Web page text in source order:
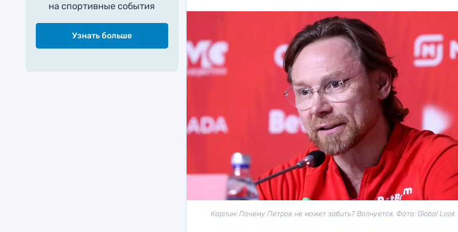
на спортивные события
Узнать больше
Карпин: Почему Петров не может забить? Волнуется. Фото: Global Look